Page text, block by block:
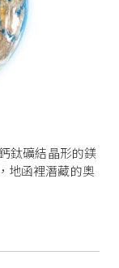
鈦礦結晶形的鎂
地函裡潛藏的奧